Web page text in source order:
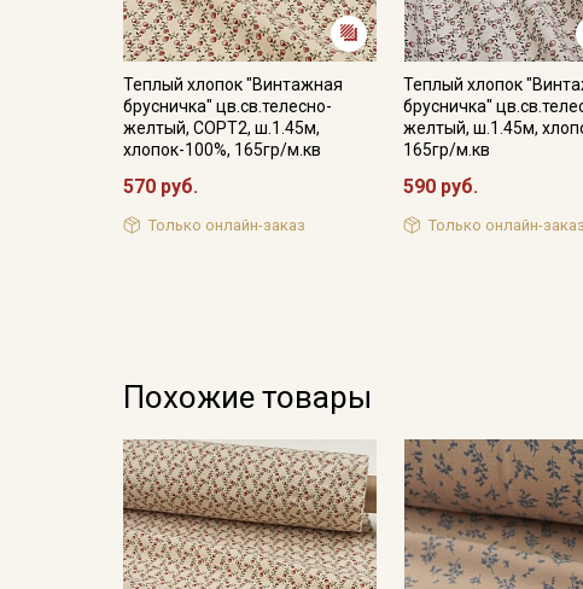
Теплый хлопок "Винтажная
брусничка" цв.св.телесно-
желтый, СОРТ2, ш.1.45м,
хлопок-100%, 165гр/м.кв
570 руб.
Только онлайн-заказ
Теплый хлопок
брусничка"
желтый, ш.1.45м,
165гр/м.кв
590 руб.
Только онлайн-заказ
Похожие товары